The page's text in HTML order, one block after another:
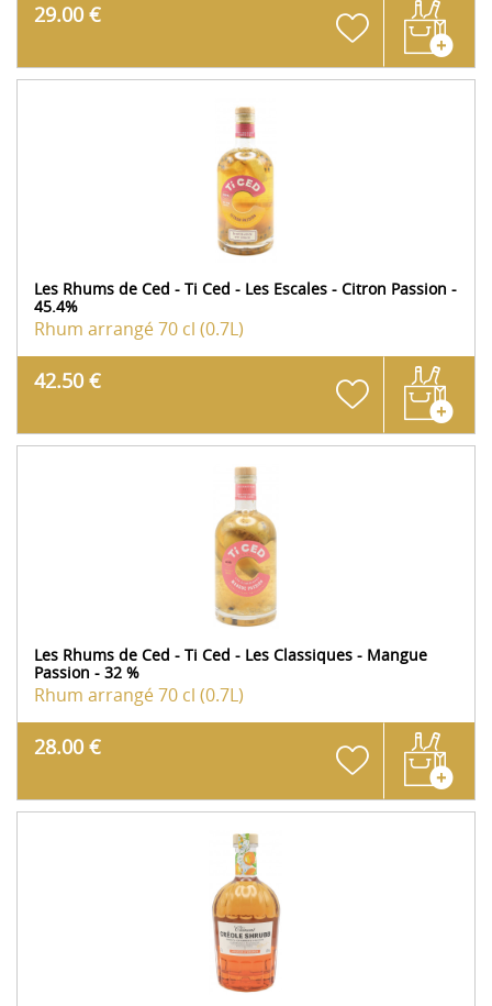
29.00 €
Les Rhums de Ced - Ti Ced - Les Escales - Citron Passion -
45.4%
Rhum arrangé70 cl (0.7L)
42.50 €
Les Rhums de Ced - Ti Ced - Les Classiques - Mangue
Passion - 32 %
Rhum arrangé70 cl (0.7L)
28.00 €